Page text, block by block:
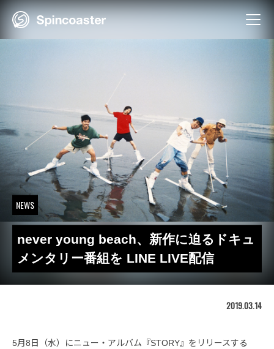
Skip
NEWS
never young beach、新作に迫るドキュ
メンタリー番組を LINE LIVE配信
2019.03.14
5月8日（水）にニュー・アルバム『STORY』をリリースする